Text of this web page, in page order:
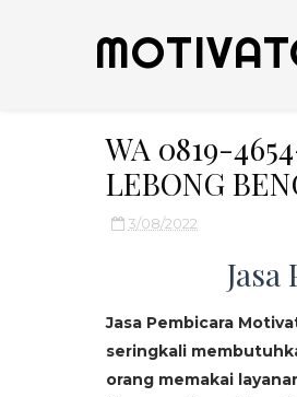
WA 0819-
LEBONG
3/08/2022
Jasa Pembicara
seringkali
orang memakai